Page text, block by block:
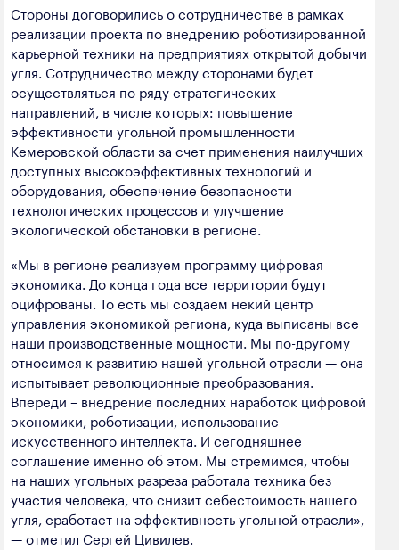
Стороны договорились о сотрудничестве в рамках
реализации проекта по внедрению роботизированной
карьерной техники на предприятиях открытой добычи
угля. Сотрудничество между сторонами будет
осуществляться по ряду стратегических
направлений, в числе которых: повышение
эффективности угольной промышленности
Кемеровской области за счет применения наилучших
доступных высокоэффективных технологий и
оборудования, обеспечение безопасности
технологических процессов и улучшение
экологической обстановки в регионе.
«Мы в регионе реализуем программу цифровая
экономика. До конца года все территории будут
оцифрованы. То есть мы создаем некий центр
управления экономикой региона, куда выписаны все
наши производственные мощности. Мы по-другому
относимся к развитию нашей угольной отрасли — она
испытывает революционные преобразования.
Впереди – внедрение последних наработок цифровой
экономики, роботизации, использование
искусственного интеллекта. И сегодняшнее
соглашение именно об этом. Мы стремимся, чтобы
на наших угольных разреза работала техника без
участия человека, что снизит себестоимость нашего
угля, сработает на эффективность угольной отрасли»,
— отметил Сергей Цивилев.